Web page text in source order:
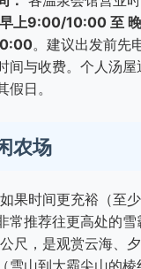
上9:00/10:00 至
。建议出发前先
间与收费。个人汤屋
假日。
农场
如果时间更充裕（至
常推荐往更高处的
尺，是观赏云海、
雪山到大霸尖山的